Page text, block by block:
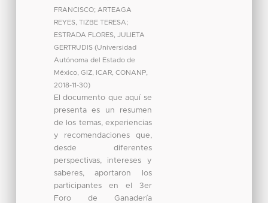
FRANCISCO; ARTEAGA
REYES, TIZBE TERESA;
ESTRADA FLORES, JULIETA
GERTRUDIS (Universidad
Autónoma del Estado de
México, GIZ, ICAR, CONANP,
2018-11-30)
El documento que aquí se
presenta es un resumen
de los temas, experiencias
y recomendaciones que,
desde diferentes
perspectivas, intereses y
saberes, aportaron los
participantes en el 3er
Foro de Ganadería